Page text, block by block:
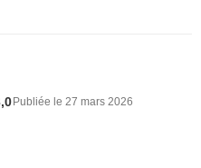
Publiée le 27 mars 2026